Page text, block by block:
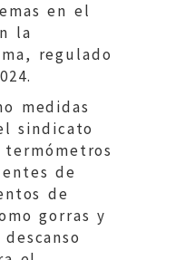
en el
la
regulado
medidas
sindicato
de
de
gorras y